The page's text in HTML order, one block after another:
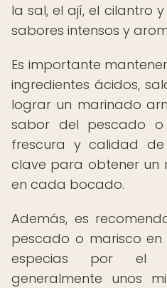
la sal, el ají, el cilantro
sabores intensos y
Es importante
ingredientes ácidos,
lograr un marinado
sabor del pescado o
frescura y calidad de
clave para obtener un
en cada bocado.
Además, es
pescado o marisco
especias por el
generalmente unos